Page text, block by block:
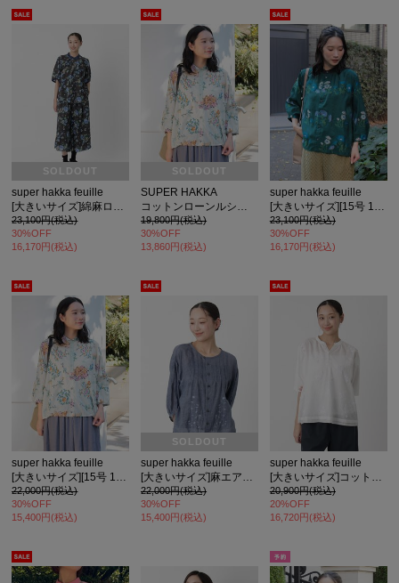
SOLDOUT
super hakka feuille
23,100円(税込)
30%OFF
16,170円(税込)
SOLDOUT
SUPER HAKKA
19,800円(税込)
30%OFF
13,860円(税込)
super hakka feuille
23,100円(税込)
30%OFF
16,170円(税込)
super hakka feuille
[大きいサイズ][15号 19号 ]コットンローンルシオール加工ブーケとリスプリントドルマンブラウス
22,000円(税込)
30%OFF
15,400円(税込)
SOLDOUT
super hakka feuille
[大きいサイズ]麻エアリーローンエフェメラルフラワー線画刺繍ブラウス
22,000円(税込)
30%OFF
15,400円(税込)
super hakka feuille
[大きいサイズ]コットンスラブチューリップワルツオンケミ刺繍×天竺 カットソーブラウス
20,900円(税込)
20%OFF
16,720円(税込)